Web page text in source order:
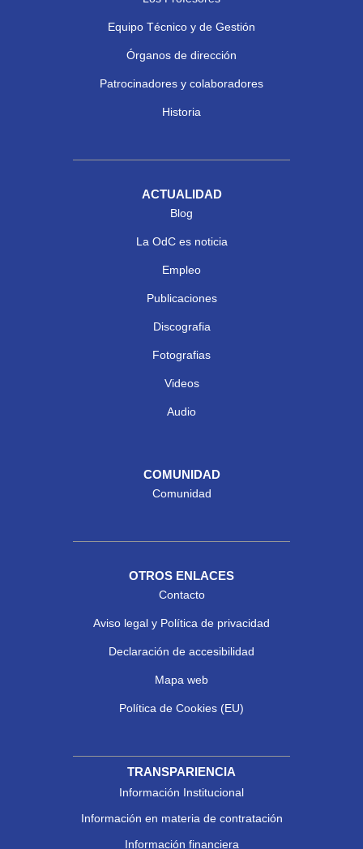
Equipo Técnico y de Gestión
Órganos de dirección
Patrocinadores y colaboradores
Historia
ACTUALIDAD
Blog
La OdC es noticia
Empleo
Publicaciones
Discografia
Fotografias
Videos
Audio
COMUNIDAD
Comunidad
OTROS ENLACES
Contacto
Aviso legal y Política de privacidad
Declaración de accesibilidad
Mapa web
Política de Cookies (EU)
TRANSPARIENCIA
Información Institucional
Información en materia de contratación
Información financiera